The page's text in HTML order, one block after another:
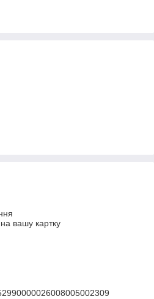
вашу картку